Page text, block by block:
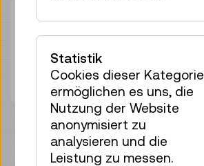
Di 11.08. 14:00–14:45
Führung
25 Plätze frei
€ 5,50
Statistik
Cookies dieser Kategorie
ermöglichen es uns, die
Nutzung der Website
anonymisiert zu
analysieren und die
Leistung zu messen.